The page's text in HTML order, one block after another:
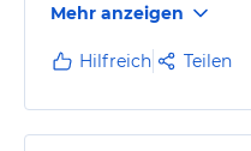
gefallen. Der service ist
freundlich und wir
Grill Restaurant am
unsere abende dort
muss ich sagen das wir
Mehr anzeigen
Hilfreich Teilen